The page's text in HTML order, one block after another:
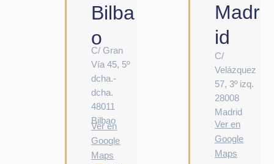
Bilba
o
C/ Gran
Vía 45, 5º
dcha.-
dcha.
48011
Bilbao
Ver en
Google
Maps
Madr
id
C/
Velázquez
57, 3º izq.
28008
Madrid
Ver en
Google
Maps